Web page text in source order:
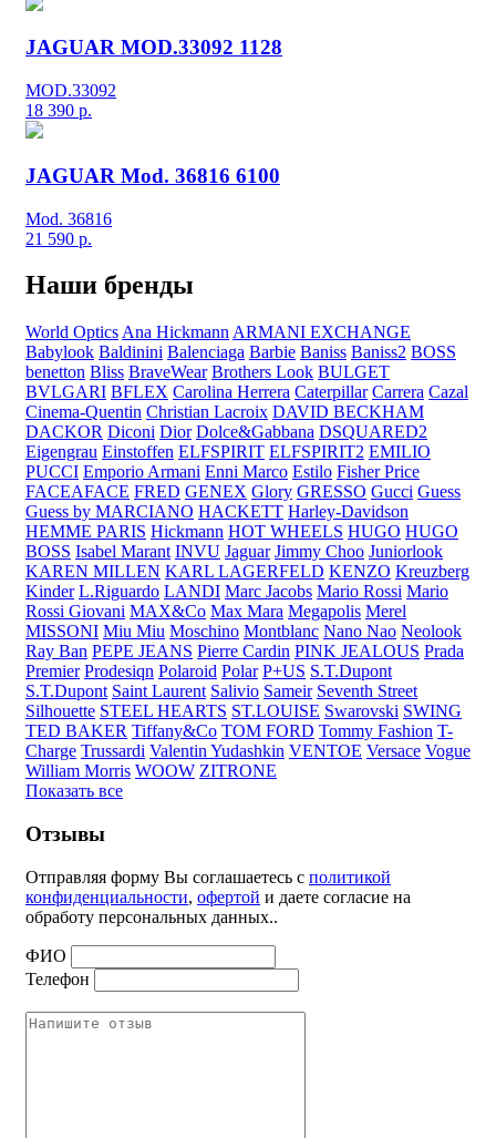
JAGUAR MOD.33092 1128
MOD.33092
18 390 р.
JAGUAR Mod. 36816 6100
Mod. 36816
21 590 р.
Наши бренды
World Optics Ana Hickmann ARMANI EXCHANGE
Babylook Baldinini Balenciaga Barbie Baniss Baniss2 BOSS
benetton Bliss BraveWear Brothers Look BULGET
BVLGARI BFLEX Carolina Herrera Caterpillar Carrera Cazal
Cinema-Quentin Christian Lacroix DAVID BECKHAM
DACKOR Diconi Dior Dolce&Gabbana DSQUARED2
Eigengrau Einstoffen ELFSPIRIT ELFSPIRIT2 EMILIO
PUCCI Emporio Armani Enni Marco Estilo Fisher Price
FACEAFACE FRED GENEX Glory GRESSO Gucci Guess
Guess by MARCIANO HACKETT Harley-Davidson
HEMME PARIS Hickmann HOT WHEELS HUGO HUGO
BOSS Isabel Marant INVU Jaguar Jimmy Choo Juniorlook
KAREN MILLEN KARL LAGERFELD KENZO Kreuzberg
Kinder L.Riguardo LANDI Marc Jacobs Mario Rossi Mario
Rossi Giovani MAX&Co Max Mara Megapolis Merel
MISSONI Miu Miu Moschino Montblanc Nano Nao Neolook
Ray Ban PEPE JEANS Pierre Cardin PINK JEALOUS Prada
Premier Prodesiqn Polaroid Polar P+US S.T.Dupont
S.T.Dupont Saint Laurent Salivio Sameir Seventh Street
Silhouette STEEL HEARTS ST.LOUISE Swarovski SWING
TED BAKER Tiffany&Co TOM FORD Tommy Fashion T-
Charge Trussardi Valentin Yudashkin VENTOE Versace Vogue
William Morris WOOW ZITRONE
Показать все
Отзывы
Отправляя форму Вы соглашаетесь с политикой
конфиденциальности, офертой и даете согласие на
обработу персональных данных..
ФИО
Телефон